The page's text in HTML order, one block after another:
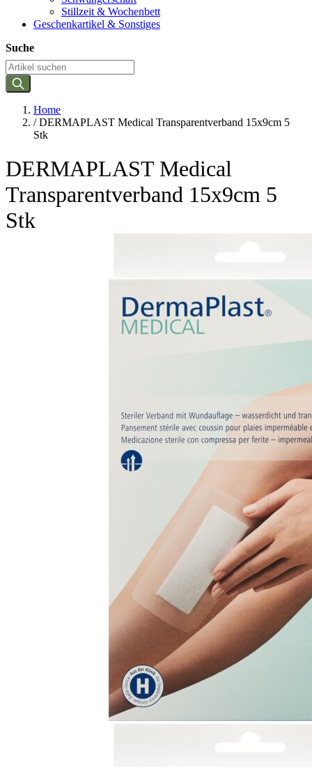
Stillzeit & Wochenbett
Geschenkartikel & Sonstiges
Suche
Home
/ DERMAPLAST Medical Transparentverband 15x9cm 5
Stk
DERMAPLAST Medical
Transparentverband 15x9cm 5
Stk